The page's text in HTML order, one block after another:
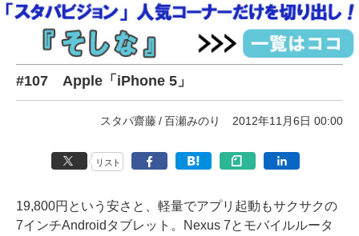
#107 Apple「iPhone 5」
スタパ齋藤 百瀬みのり 2012年11月6日 00:00
リスト
19,800円という安さと、軽量でアプリ起動もサクサクの
7インチAndroidタブレット。Nexus 7とモバイルルータ